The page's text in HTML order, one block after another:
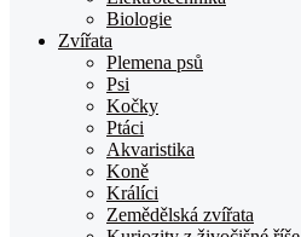
Biologie
Zvířata
Plemena psů
Psi
Kočky
Ptáci
Akvaristika
Koně
Králíci
Zemědělská zvířata